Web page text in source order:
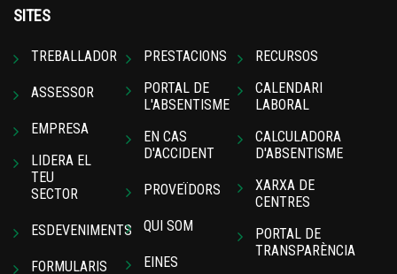
SITES
TREBALLADOR
ASSESSOR
EMPRESA
LIDERA EL
TEU
SECTOR
ESDEVENIMENTS
FORMULARIS
PRESTACIONS
PORTAL DE
L'ABSENTISME
EN CAS
D'ACCIDENT
PROVEÏDORS
QUI SOM
EINES
RECURSOS
CALENDARI
LABORAL
CALCULADORA
D'ABSENTISME
XARXA DE
CENTRES
PORTAL DE
TRANSPARÈNCIA